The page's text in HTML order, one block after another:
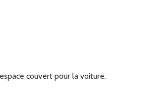
couvert pour la voiture.